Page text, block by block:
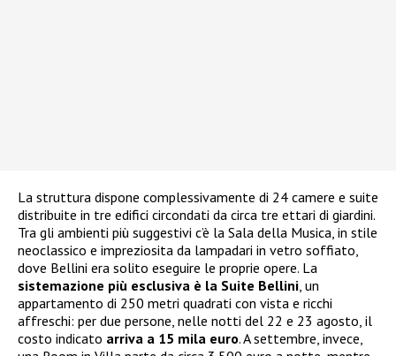
La struttura dispone complessivamente di 24 camere e suite
distribuite in tre edifici circondati da circa tre ettari di giardini.
Tra gli ambienti più suggestivi c’è la Sala della Musica, in stile
neoclassico e impreziosita da lampadari in vetro soffiato,
dove Bellini era solito eseguire le proprie opere. La
sistemazione più esclusiva è la Suite Bellini , un
appartamento di 250 metri quadrati con vista e ricchi
affreschi: per due persone, nelle notti del 22 e 23 agosto, il
costo indicato arriva a 15 mila euro. A settembre, invece,